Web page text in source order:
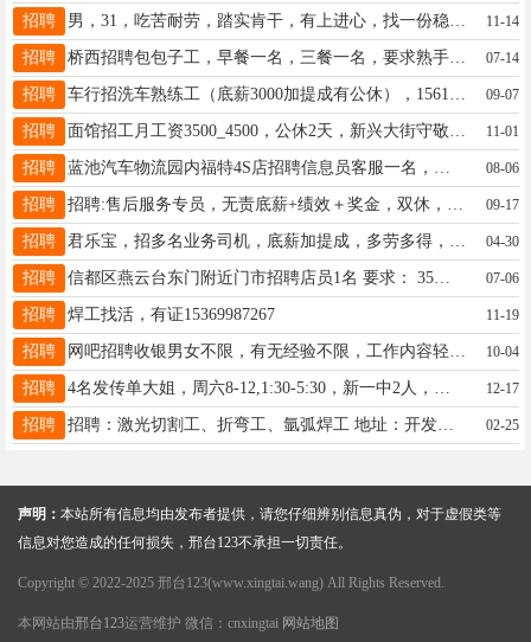
招聘 11-14
招聘 桥西招聘包包子工，早餐一名，三餐一名，要求熟手，女性，踏实能干，待遇面议，有意者联系15028878283！ 07-14
招聘 09-07
招聘 11-01
招聘 08-06
招聘 09-17
招聘 04-30
招聘 信都区燕云台东门附近门市招聘店员1名 要求： 35岁以下，会开车，待遇面议联系电话：15097988816 07-06
招聘 焊工找活，有证15369987267 11-19
招聘 10-04
招聘 12-17
招聘 招聘：激光切割工、折弯工、氩弧焊工 地址：开发区南环建业路 电话：15933698666 02-25
声明： 本站所有信息均由发布者提供，请您仔细辨别信息真伪，对于虚假类等
信息对您造成的任何损失，邢台123不承担一切责任。
Copyright © 2022-2025 邢台123(www.xingtai.wang) All Rights Reserved.
本网站由邢台123运营维护 微信：cnxingtai 网站地图